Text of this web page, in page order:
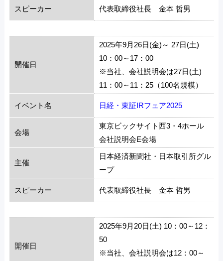
スピーカー 代表取締役社長 金本 哲男
開催日
2025年9月26日(金)～ 27日(土)
10：00～17：00
※当社、会社説明会は27日(土)
11：00～11：25（100名規模）
イベント名 日経・東証IRフェア2025
会場
東京ビックサイト西3・4ホール
会社説明会E会場
主催
日本経済新聞社・日本取引所グル
ープ
スピーカー 代表取締役社長 金本 哲男
開催日
2025年9月20日(土) 10：00～12：
50
※当社、会社説明会は12：00～